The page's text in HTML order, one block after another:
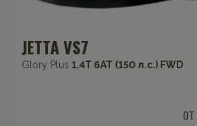
JETTA VS7
Glory Plus 1.4T 6AT (150 л.с.) FWD
от